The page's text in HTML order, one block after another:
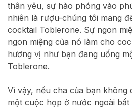
thân yêu, sự hào phóng vào
nhiên là rượu-chúng tôi mang
cocktail Toblerone. Sự ngon
ngon miệng của nó làm cho
hương vị như bạn đang uống
Toblerone.
Vì vậy, nếu cha của bạn không
một cuộc họp ở nước ngoài